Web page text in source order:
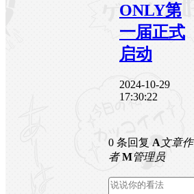
ONLY第
一届正式
启动
2024-10-29
17:30:22
0 条回复 A文章作
者 M管理员